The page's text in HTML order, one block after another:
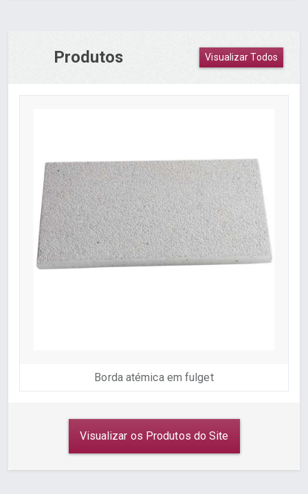
Produtos Visualizar Todos
Borda atémica em fulget
Visualizar os Produtos do Site